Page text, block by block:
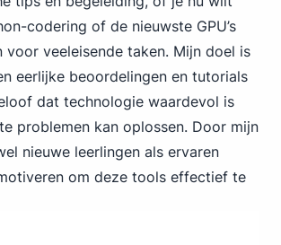
codering of de nieuwste GPU’s
veeleisende taken. Mijn doel is
eerlijke beoordelingen en tutorials
dat technologie waardevol is
problemen kan oplossen. Door mijn
nieuwe leerlingen als ervaren
om deze tools effectief te